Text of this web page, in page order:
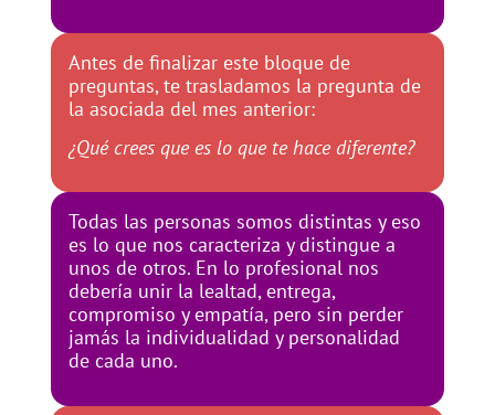
Antes de finalizar este bloque de
preguntas, te trasladamos la pregunta de
la asociada del mes anterior:
¿Qué crees que es lo que te hace diferente?
Todas las personas somos distintas y eso
es lo que nos caracteriza y distingue a
unos de otros. En lo profesional nos
debería unir la lealtad, entrega,
compromiso y empatía, pero sin perder
jamás la individualidad y personalidad
de cada uno.